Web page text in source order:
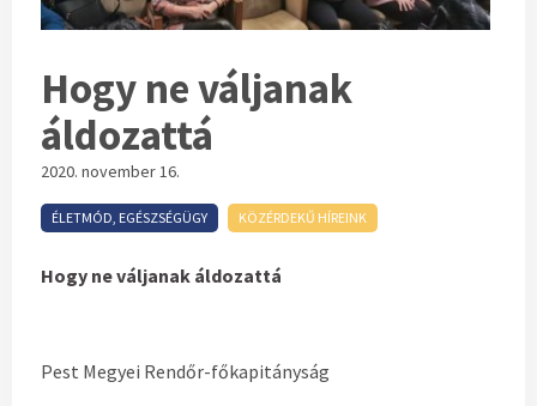
Hogy ne váljanak
áldozattá
2020. november 16.
ÉLETMÓD, EGÉSZSÉGÜGY KÖZÉRDEKŰ HÍREINK
Hogy ne váljanak áldozattá
Pest Megyei Rendőr-főkapitányság